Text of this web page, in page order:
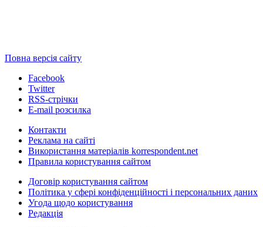
Повна версія сайту
Facebook
Twitter
RSS-стрічки
E-mail розсилка
Контакти
Реклама на сайті
Використання матеріалів korrespondent.net
Правила користування сайтом
Договір користування сайтом
Політика у сфері конфіденційності і персональних даних
Угода щодо користування
Редакція